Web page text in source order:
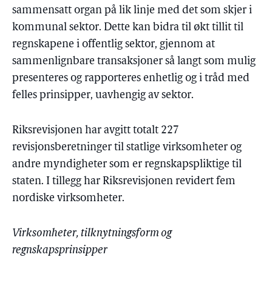
sammensatt organ på lik linje med det som skjer i
kommunal sektor. Dette kan bidra til økt tillit til
regnskapene i offentlig sektor, gjennom at
sammenlignbare transaksjoner så langt som mulig
presenteres og rapporteres enhetlig og i tråd med
felles prinsipper, uavhengig av sektor.
Riksrevisjonen har avgitt totalt 227
revisjonsberetninger til statlige virksomheter og
andre myndigheter som er regnskapspliktige til
staten. I tillegg har Riksrevisjonen revidert fem
nordiske virksomheter.
Virksomheter, tilknytningsform og
regnskapsprinsipper